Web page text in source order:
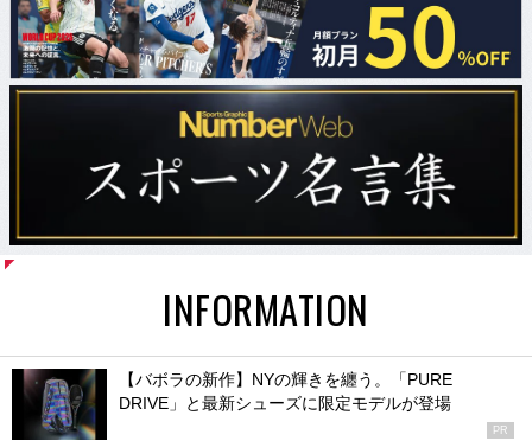
INFORMATION
【バボラの新作】NYの輝きを纏う。「PURE
DRIVE」と最新シューズに限定モデルが登場
PR